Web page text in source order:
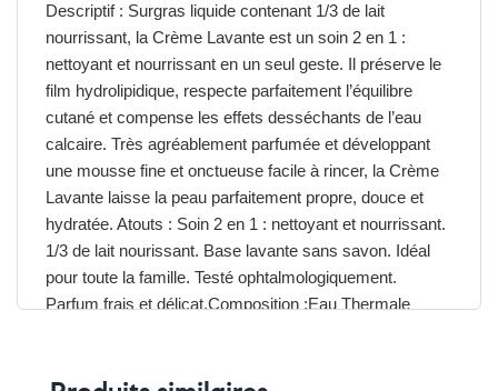
Descriptif : Surgras liquide contenant 1/3 de lait
nourrissant, la Crème Lavante est un soin 2 en 1 :
nettoyant et nourrissant en un seul geste. Il préserve le
film hydrolipidique, respecte parfaitement l’équilibre
cutané et compense les effets desséchants de l’eau
calcaire. Très agréablement parfumée et développant
une mousse fine et onctueuse facile à rincer, la Crème
Lavante laisse la peau parfaitement propre, douce et
hydratée. Atouts : Soin 2 en 1 : nettoyant et nourrissant.
1/3 de lait nourissant. Base lavante sans savon. Idéal
pour toute la famille. Testé ophtalmologiquement.
Parfum frais et délicat.Composition :Eau Thermale
Sans paraben – Sans savon. Haute tolérance :